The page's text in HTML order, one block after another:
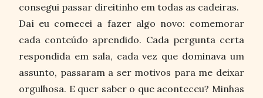
consegui passar direitinho em todas as cadeiras.
Daí eu comecei a fazer algo novo: comemorar
cada conteúdo aprendido. Cada pergunta certa
respondida em sala, cada vez que dominava um
assunto, passaram a ser motivos para me deixar
orgulhosa. E quer saber o que aconteceu? Minhas